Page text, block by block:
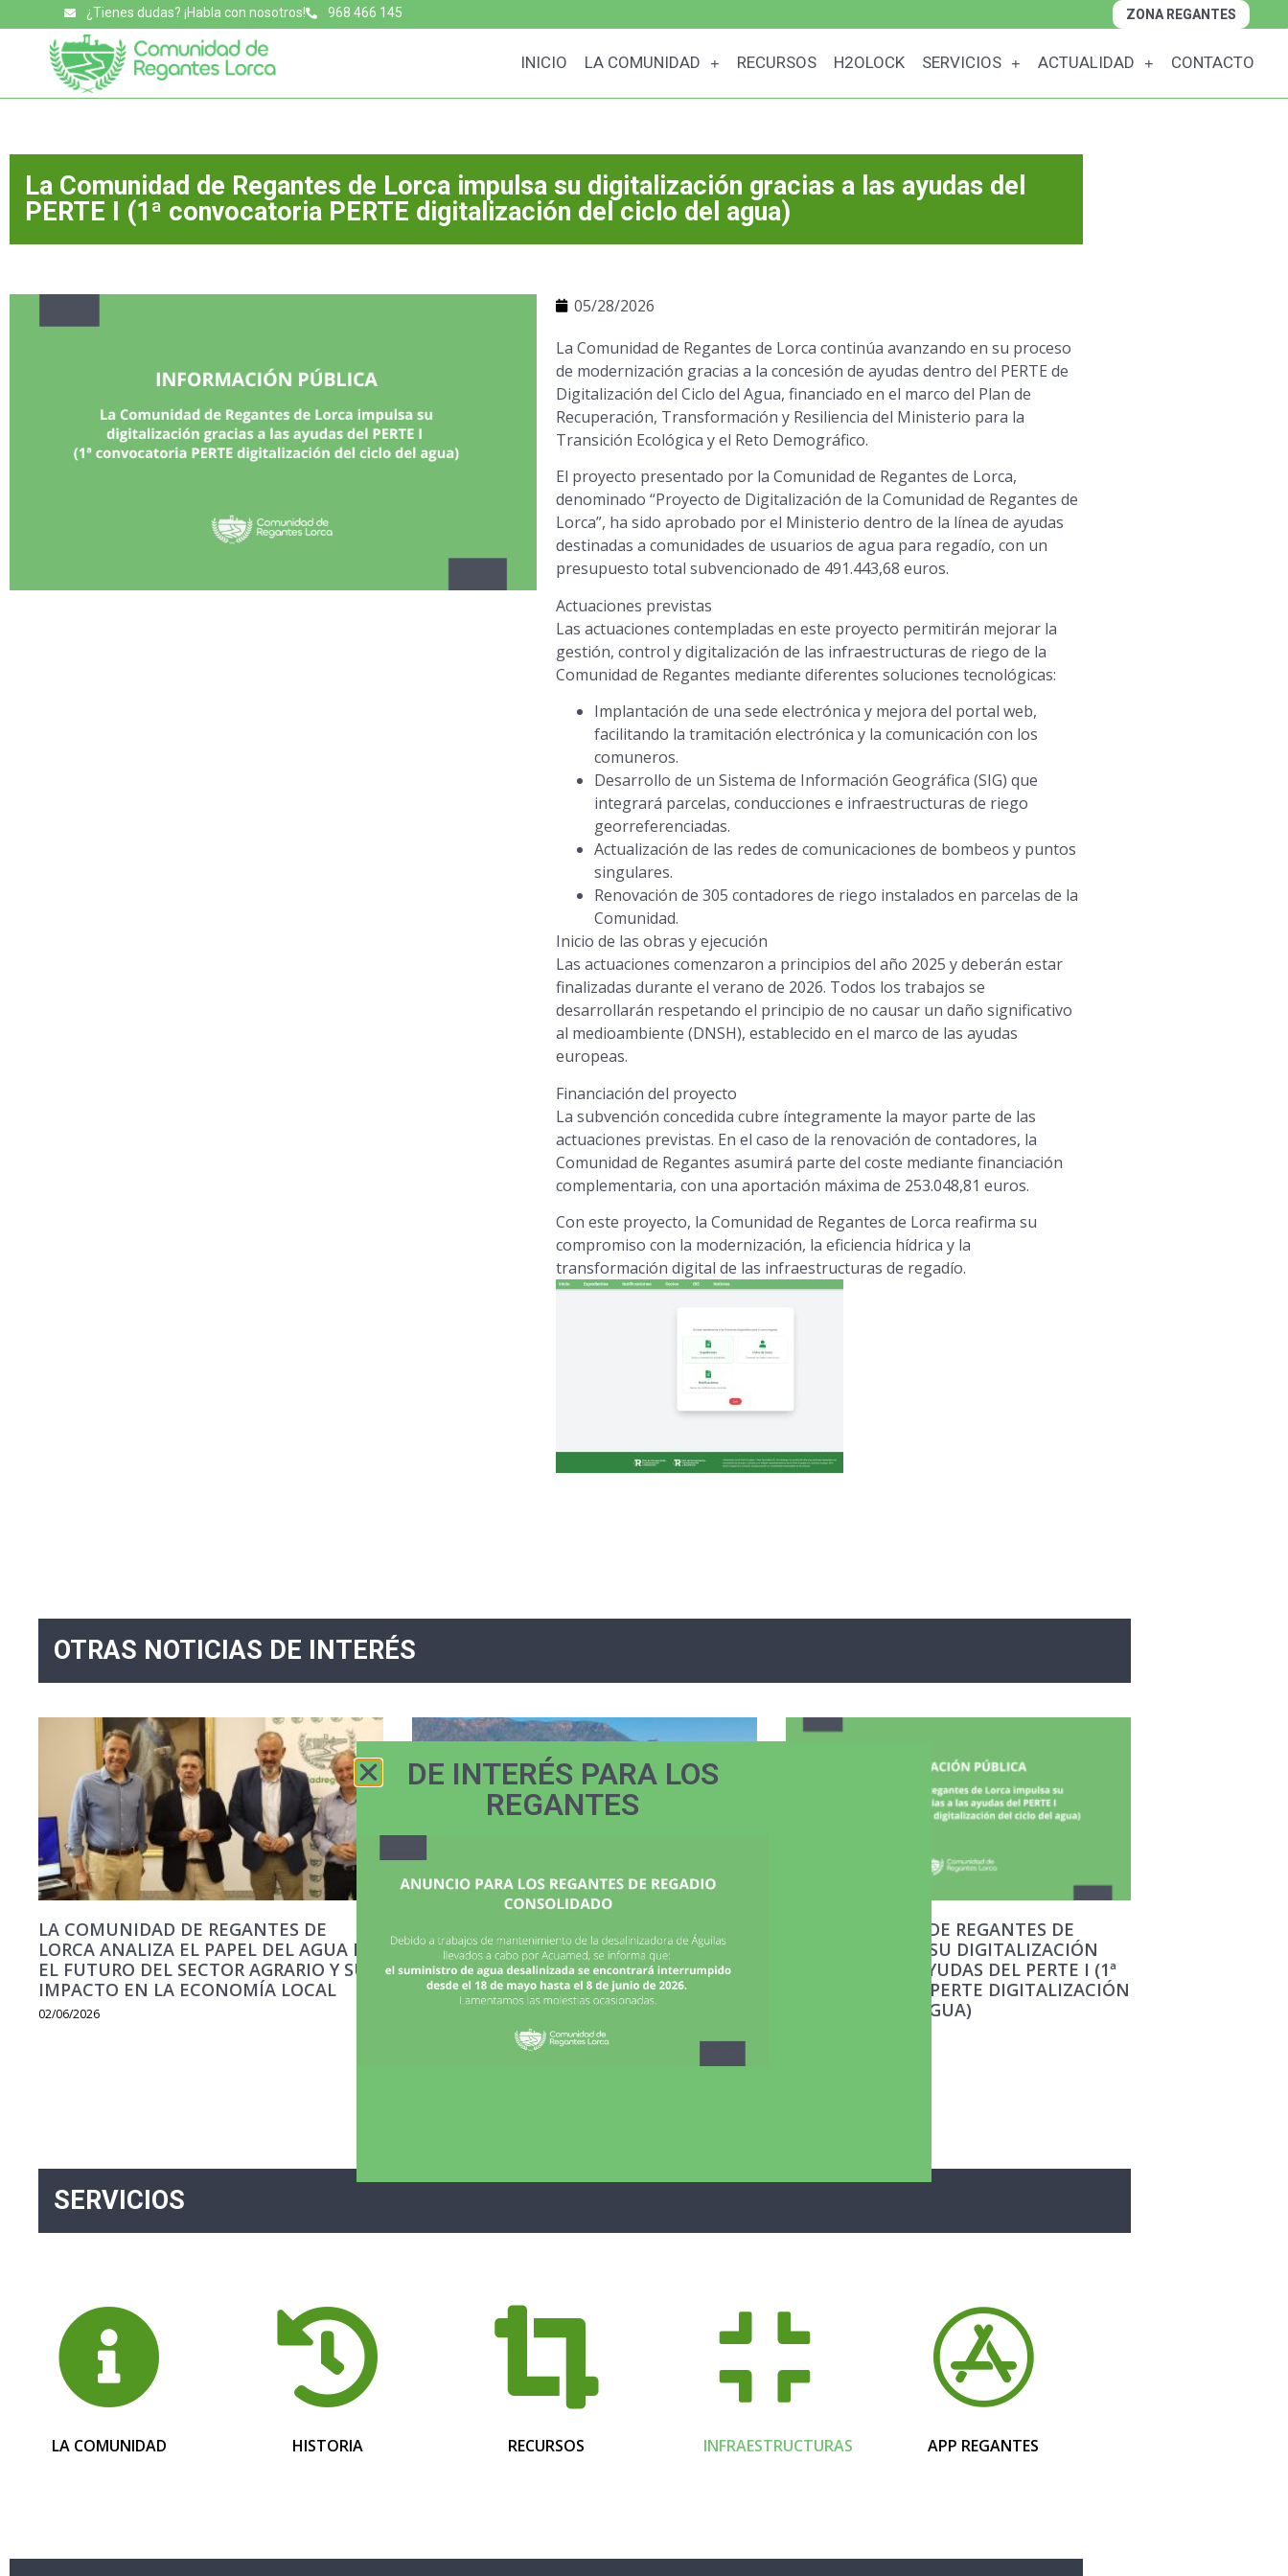
¿Tienes dudas? ¡Habla con nosotros! 968 466 145 ZONA REGANTES
INICIO LA COMUNIDAD RECURSOS H2OLOCK SERVICIOS ACTUALIDAD CONTACTO
La Comunidad de Regantes de Lorca impulsa su digitalización gracias a las ayudas del
PERTE I (1ª convocatoria PERTE digitalización del ciclo del agua)
05/28/2026
La Comunidad de Regantes de Lorca continúa avanzando en su proceso
de modernización gracias a la concesión de ayudas dentro del PERTE de
Digitalización del Ciclo del Agua, financiado en el marco del Plan de
Recuperación, Transformación y Resiliencia del Ministerio para la
Transición Ecológica y el Reto Demográfico.
El proyecto presentado por la Comunidad de Regantes de Lorca,
denominado “Proyecto de Digitalización de la Comunidad de Regantes de
Lorca”, ha sido aprobado por el Ministerio dentro de la línea de ayudas
destinadas a comunidades de usuarios de agua para regadío, con un
presupuesto total subvencionado de 491.443,68 euros.
Actuaciones previstas
Las actuaciones contempladas en este proyecto permitirán mejorar la
gestión, control y digitalización de las infraestructuras de riego de la
Comunidad de Regantes mediante diferentes soluciones tecnológicas:
Implantación de una sede electrónica y mejora del portal web,
facilitando la tramitación electrónica y la comunicación con los
comuneros.
Desarrollo de un Sistema de Información Geográfica (SIG) que
integrará parcelas, conducciones e infraestructuras de riego
georreferenciadas.
Actualización de las redes de comunicaciones de bombeos y puntos
singulares.
Renovación de 305 contadores de riego instalados en parcelas de la
Comunidad.
Inicio de las obras y ejecución
Las actuaciones comenzaron a principios del año 2025 y deberán estar
finalizadas durante el verano de 2026. Todos los trabajos se
desarrollarán respetando el principio de no causar un daño significativo
al medioambiente (DNSH), establecido en el marco de las ayudas
europeas.
Financiación del proyecto
La subvención concedida cubre íntegramente la mayor parte de las
actuaciones previstas. En el caso de la renovación de contadores, la
Comunidad de Regantes asumirá parte del coste mediante financiación
complementaria, con una aportación máxima de 253.048,81 euros.
Con este proyecto, la Comunidad de Regantes de Lorca reafirma su
compromiso con la modernización, la eficiencia hídrica y la
transformación digital de las infraestructuras de regadío.
OTRAS NOTICIAS DE INTERÉS
LA COMUNIDAD DE REGANTES DE
LORCA ANALIZA EL PAPEL DEL AGUA EN
EL FUTURO DEL SECTOR AGRARIO Y SU
IMPACTO EN LA ECONOMÍA LOCAL
02/06/2026
LA COMUNIDAD DE REGANTES DE
LORCA IMPULSA EL PERTE II DE
DIGITALIZACIÓN PARA LA EFICIENCIA Y
SOSTENIBILIDAD HÍDRICA
LA COMUNIDAD DE REGANTES DE
LORCA IMPULSA SU DIGITALIZACIÓN
GRACIAS A LAS AYUDAS DEL PERTE I (1ª
CONVOCATORIA PERTE DIGITALIZACIÓN
DEL CICLO DEL AGUA)
SERVICIOS
LA COMUNIDAD HISTORIA RECURSOS INFRAESTRUCTURAS APP REGANTES
DE INTERÉS PARA LOS
REGANTES